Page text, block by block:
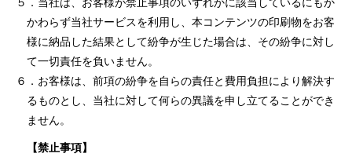
かわらず当社サービスを利⽤し、本コンテンツの印刷物をお客
様に納品した結果として紛争が⽣じた場合は、その紛争に対し
て⼀切責任を負いません。
６．お客様は、前項の紛争を⾃らの責任と費⽤負担により解決す
るものとし、当社に対して何らの異議を申し⽴てることができ
ません。
【禁止事項】